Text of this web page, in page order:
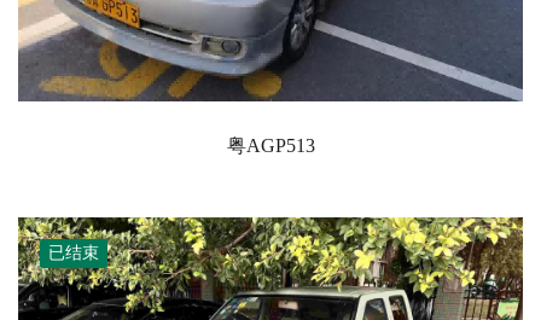
粤AGP513
已结束